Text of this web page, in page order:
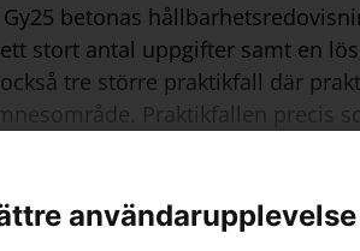
betonas
stort antal uppgifter samt en
tre större praktikfall där
Praktikfallen precis
användarupplevelse